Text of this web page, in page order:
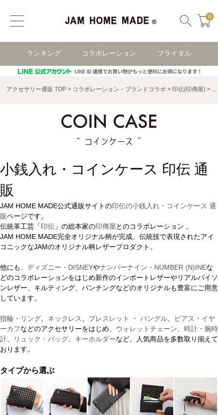
0
ランキング コラボレーション ブライダル
アクセサリー通販 TOP コラボレーション・ブランドコラボ 印伝(印傳屋)
小銭入れ・コインケース 印伝 通
販
JAM HOME MADE公式通販サイトの印伝の小銭入れ・コインケース 通
販ページです。
伝統革工芸「印伝 」の総本家の印傳屋とのコラボレーション 。
JAM HOME MADE完全オリジナル柄が完成。伝統技で表現されたアイ
コニックなJAMのオリジナル柄レザープロダクト。
他にも、 ディズニー・DISNEYやナンバーナイン・NUMBER (N)INEな
どのコラボレーションをはじめ新作のインポートレザーやリアルパイソ
ンレザー、キルティング、パンチングなどのオリジナルも豊富にご用意
しています。
指輪・リング ネックレス ブレスレット ・ バングル
ピアス・イヤ
ーカフなどのアクセサリーをはじめ、 ウォレットチェーン
時計・腕時
計
リュック・バッグ キーホルダーなど、人気商品を多数取り揃えて
おります。
タイプから選ぶ